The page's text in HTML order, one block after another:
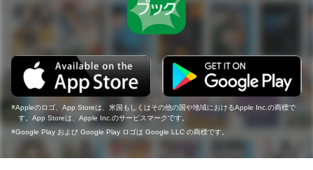
Appleのロゴ、App Storeは、米国もしくはその他の国や地域におけるApple Inc.の商標で
す。App Storeは、Apple Inc.のサービスマークです。
Google Play および Google Play ロゴは Google LLC の商標です。